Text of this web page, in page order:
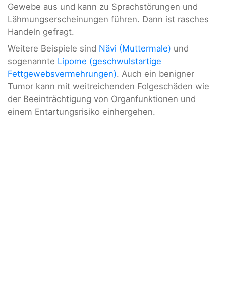
Gewebe aus und kann zu Sprachstörungen und
Lähmungserscheinungen führen. Dann ist rasches
Handeln gefragt.
Weitere Beispiele sind Nävi (Muttermale) und
sogenannte Lipome (geschwulstartige
Fettgewebsvermehrungen). Auch ein benigner
Tumor kann mit weitreichenden Folgeschäden wie
der Beeinträchtigung von Organfunktionen und
einem Entartungsrisiko einhergehen.